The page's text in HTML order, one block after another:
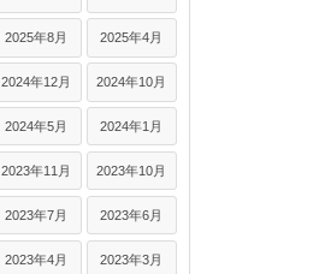
2025年8月 2025年4月
2024年12月 2024年10月
2024年5月 2024年1月
2023年11月 2023年10月
2023年7月 2023年6月
2023年4月 2023年3月